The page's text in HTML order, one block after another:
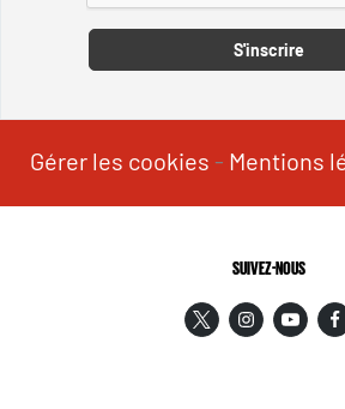
S'inscrire
Gérer les cookies - Mentions
SUIVEZ-NOUS